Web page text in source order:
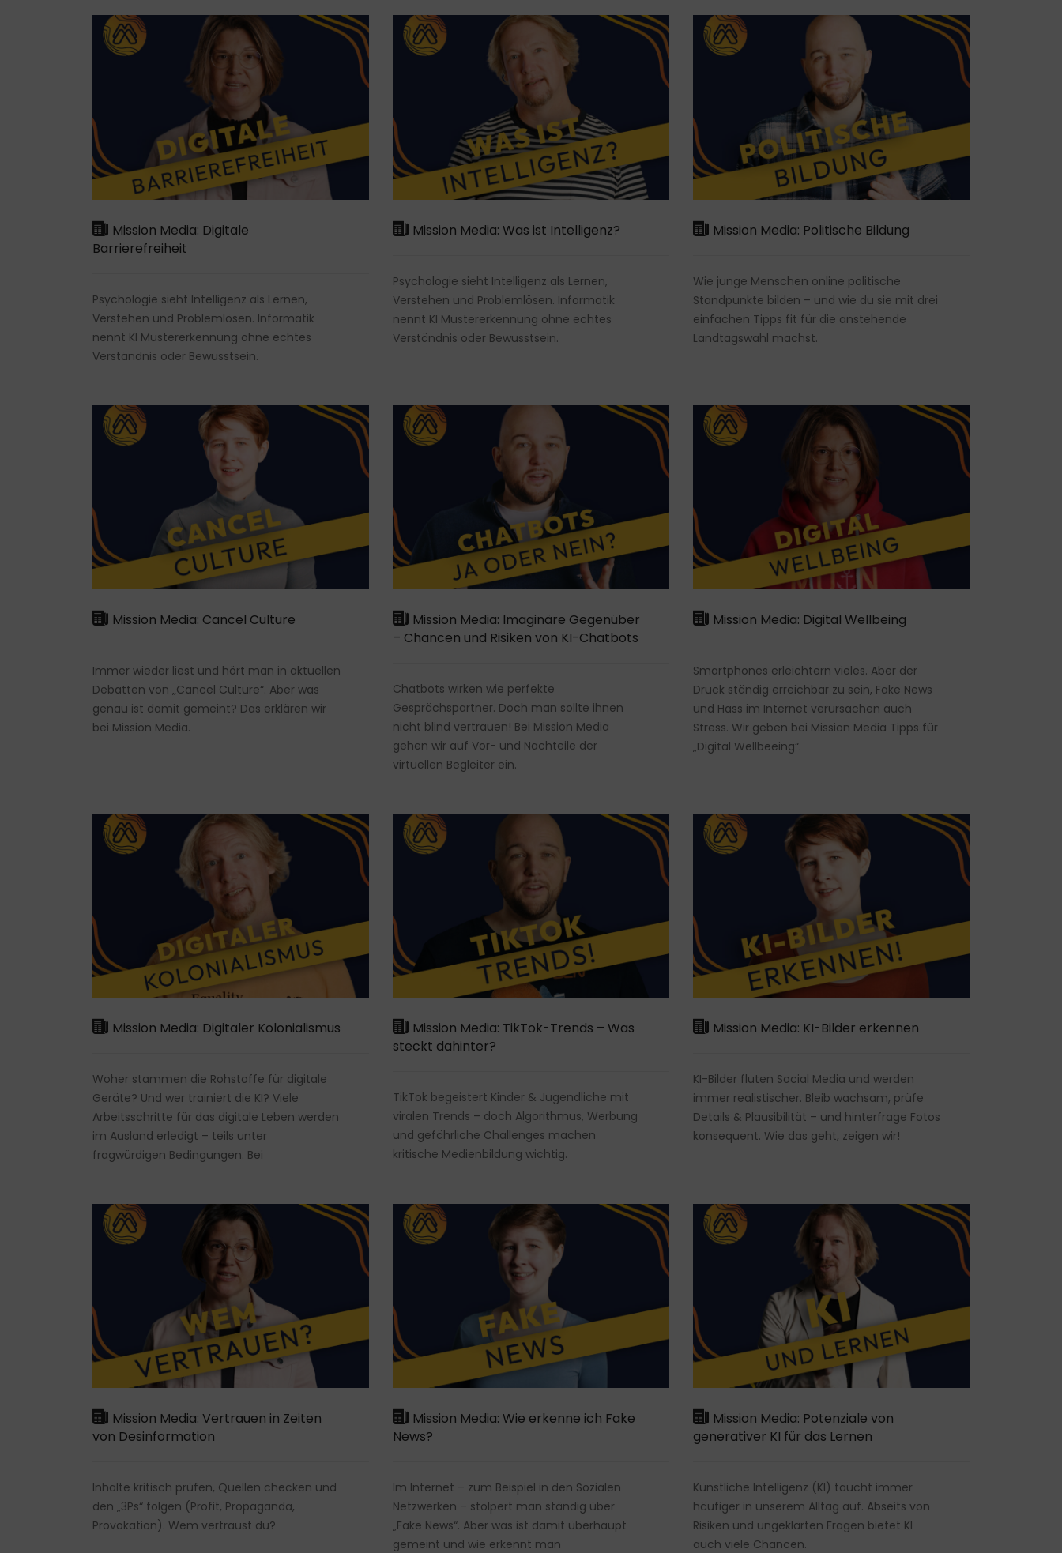
Mission Media: Digitale
Barrierefreiheit
Psychologie sieht Intelligenz als Lernen,
Verstehen und Problemlösen. Informatik
nennt KI Mustererkennung ohne echtes
Verständnis oder Bewusstsein.
Mission Media: Was ist Intelligenz?
Psychologie sieht Intelligenz als Lernen,
Verstehen und Problemlösen. Informatik
nennt KI Mustererkennung ohne echtes
Verständnis oder Bewusstsein.
Mission Media: Politische Bildung
Wie junge Menschen online politische
Standpunkte bilden – und wie du sie mit drei
einfachen Tipps fit für die anstehende
Landtagswahl machst.
Mission Media: Cancel Culture
Immer wieder liest und hört man in aktuellen
Debatten von „Cancel Culture“. Aber was
genau ist damit gemeint? Das erklären wir
bei Mission Media.
Mission Media: Imaginäre Gegenüber
– Chancen und Risiken von KI-Chatbots
Chatbots wirken wie perfekte
Gesprächspartner. Doch man sollte ihnen
nicht blind vertrauen! Bei Mission Media
gehen wir auf Vor- und Nachteile der
virtuellen Begleiter ein.
Mission Media: Digital Wellbeing
Smartphones erleichtern vieles. Aber der
Druck ständig erreichbar zu sein, Fake News
und Hass im Internet verursachen auch
Stress. Wir geben bei Mission Media Tipps für
„Digital Wellbeeing“.
Mission Media: Digitaler Kolonialismus
Woher stammen die Rohstoffe für digitale
Geräte? Und wer trainiert die KI? Viele
Arbeitsschritte für das digitale Leben werden
im Ausland erledigt – teils unter
fragwürdigen Bedingungen. Bei
Mission Media: TikTok-Trends – Was
steckt dahinter?
TikTok begeistert Kinder & Jugendliche mit
viralen Trends – doch Algorithmus, Werbung
und gefährliche Challenges machen
kritische Medienbildung wichtig.
Mission Media: KI-Bilder erkennen
KI-Bilder fluten Social Media und werden
immer realistischer. Bleib wachsam, prüfe
Details & Plausibilität – und hinterfrage Fotos
konsequent. Wie das geht, zeigen wir!
Mission Media: Vertrauen in Zeiten
von Desinformation
Inhalte kritisch prüfen, Quellen checken und
den „3Ps“ folgen (Profit, Propaganda,
Provokation). Wem vertraust du?
Mission Media: Wie erkenne ich Fake
News?
Im Internet – zum Beispiel in den Sozialen
Netzwerken – stolpert man ständig über
„Fake News“. Aber was ist damit überhaupt
gemeint und wie erkennt man
Mission Media: Potenziale von
generativer KI für das Lernen
Künstliche Intelligenz (KI) taucht immer
häufiger in unserem Alltag auf. Abseits von
Risiken und ungeklärten Fragen bietet KI
auch viele Chancen.